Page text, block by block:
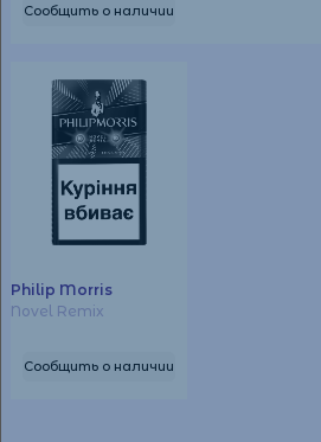
Сообщить о наличии
Philip Morris
Novel Remix
Сообщить о наличии